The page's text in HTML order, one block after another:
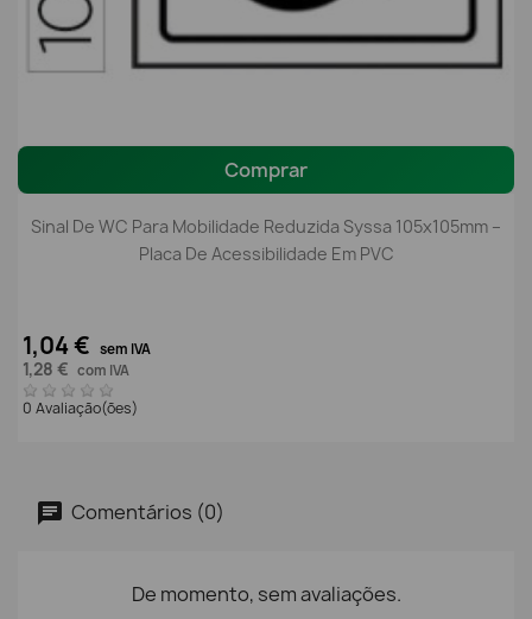
Comprar
Sinal De WC Para Mobilidade Reduzida Syssa 105x105mm –
Placa De Acessibilidade Em PVC
1,04 € sem IVA
1,28 € com IVA
0 Avaliação(ões)
Comentários (0)
De momento, sem avaliações.